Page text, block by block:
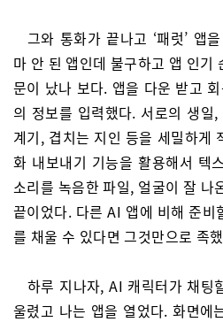
그와 통화가 끝나고 ‘패럿’ 앱
마 안 된 앱인데 불구하고 앱 인기
문이 났나 보다. 앱을 다운 받고
의 정보를 입력했다. 서로의 생일
계기, 겹치는 지인 등을 세밀하게
화 내보내기 기능을 활용해서 텍
소리를 녹음한 파일, 얼굴이 잘 나
끝이었다. 다른 AI 앱에 비해 준비
를 채울 수 있다면 그것만으로 족
하루 지나자, AI 캐릭터가 채팅
울렸고 나는 앱을 열었다. 화면에